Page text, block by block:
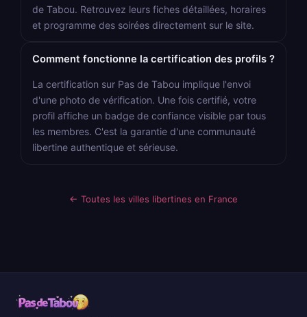
de Tabou. Retrouvez leurs fiches détaillées, horaires
et programme des soirées directement sur le site.
Comment fonctionne la certification des profils ?
La certification sur Pas de Tabou implique l'envoi
d'une photo de vérification. Une fois certifié, votre
profil affiche un badge de confiance visible par tous
les membres. C'est la garantie d'une communauté
libertine authentique et sérieuse.
← Toutes les villes libertines en France